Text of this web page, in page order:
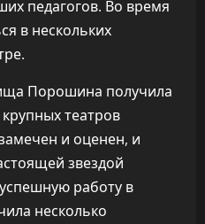
педагогов. Во время
в нескольких
Порошина получила
театров
и оценен, и
звездой
работу в
несколько